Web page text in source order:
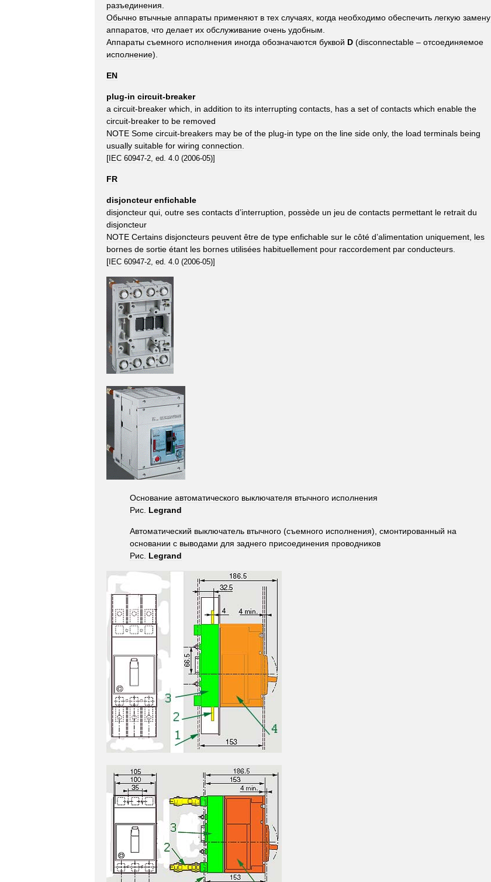
разъединения
Обычно втычные аппараты применяют в тех случаях когда необходимо обеспечить легкую замену
аппаратов что делает их обслуживание очень удобным
Аппараты съемного исполнения иногда обозначаются буквой D (disconnectable – отсоединяемое
исполнение).
EN
plug-in circuit-breaker
a circuit-breaker which in addition to its interrupting contacts has a set of contacts which enable the
circuit-breaker to be removed
NOTE Some circuit-breakers may be of the plug-in type on the line side only, the load terminals being
usually suitable for wiring connection
[ IEC 60947-2, ed. 4.0 (2006-05)]
FR
disjoncteur enfichable
disjoncteur qui outre ses contacts d’interruption possède un jeu de contacts permettant le retrait du
disjoncteur
NOTE Certains disjoncteurs peuvent être de type enfichable sur le côté d’alimentation uniquement les
bornes de sortie étant les bornes utilisées habituellement pour raccordement par conducteurs
[ IEC 60947-2, ed. 4.0 (2006-05)]
Основание автоматического выключателя втычного исполнения
Рис Legrand
Автоматический выключатель втычного (съемного исполнения), смонтированный на
основании с выводами для заднего присоединения проводников
Рис Legrand